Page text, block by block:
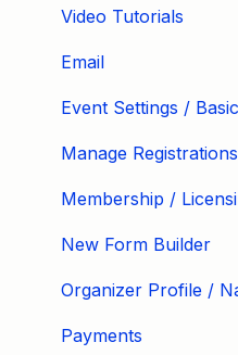
Video Tutorials
Email
Event Settings /
Manage Registrations
Membership /
New Form Builder
Organizer Profile /
Payments